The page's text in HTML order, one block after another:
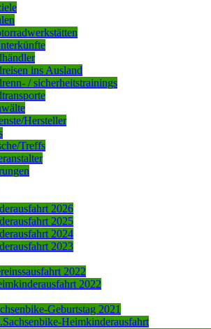
ins Ausland
/ sicherheitstrainings
Hersteller
Treffs
2026
2025
2024
2023
2022
2022
Geburtstag 2021
Heimkinderausfahrt